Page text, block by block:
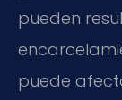
pueden
puede